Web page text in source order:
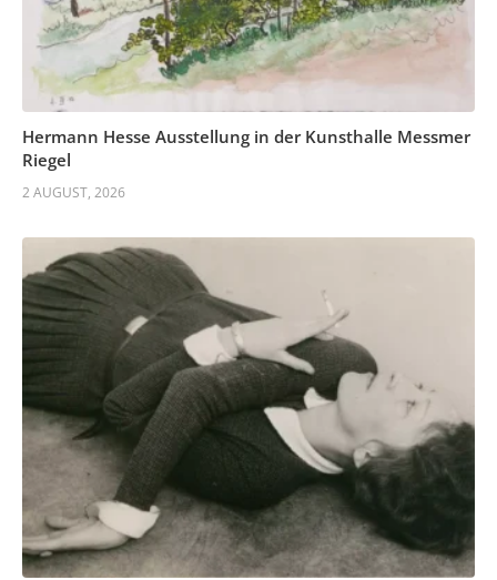
Hermann Hesse Ausstellung in der Kunsthalle Messmer
Riegel
2 AUGUST, 2026